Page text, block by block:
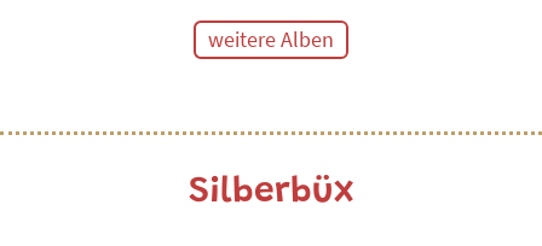
weitere Alben
Silberbüx